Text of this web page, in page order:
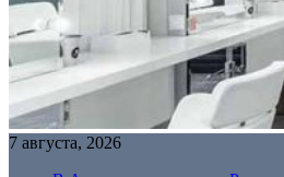
7 августа, 2026